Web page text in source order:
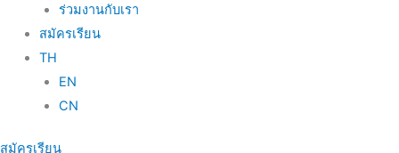
ร่วมงานกับเรา
สมัครเรียน
TH
EN
CN
สมัครเรียน